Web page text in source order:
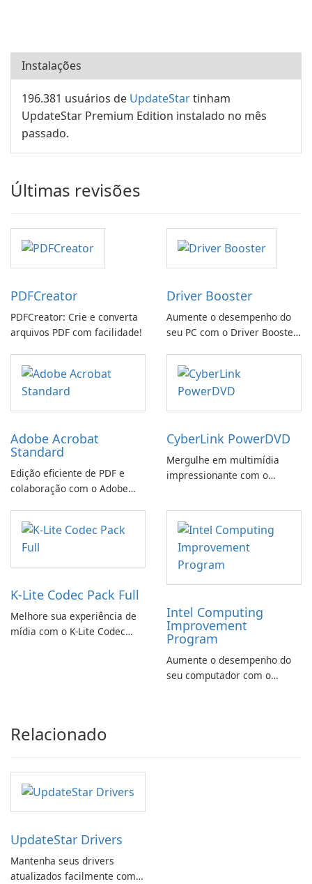
Instalações
196.381 usuários de UpdateStartinham
UpdateStar Premium Edition instalado no mês
passado.
Últimas revisões
PDFCreator
PDFCreator: Crie e converta
arquivos PDF com facilidade!
Driver Booster
Aumente o desempenho do
seu PC com o Driver Booster
Adobe Acrobat
Standard
Edição eficiente de PDF e
colaboração com o Adobe
CyberLink PowerDVD
Mergulhe em multimídia
impressionante com o
K-Lite Codec Pack Full
Melhore sua experiência de
mídia com o K-Lite Codec
Intel Computing
Improvement
Program
Aumente o desempenho do
seu computador com o
Relacionado
UpdateStar Drivers
Mantenha seus drivers
atualizados facilmente com